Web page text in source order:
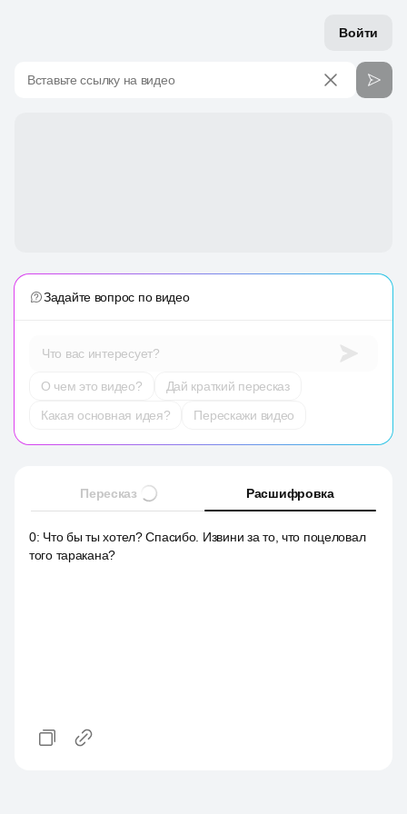
Войти
Вставьте ссылку на видео
Задайте вопрос по видео
Что вас интересует?
О чем это видео?
Дай краткий пересказ
Какая основная идея?
Перескажи видео
Пересказ Расшифровка
0: Что бы ты хотел? Спасибо. Извини за то, что поцеловал
того таракана?